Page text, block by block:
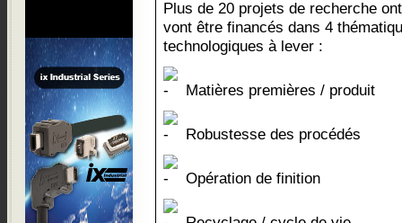
Plus de 20 projets de recherche
vont être financés dans 4
technologiques à lever :
Matières premières / produit
Robustesse des procédés
Opération de finition